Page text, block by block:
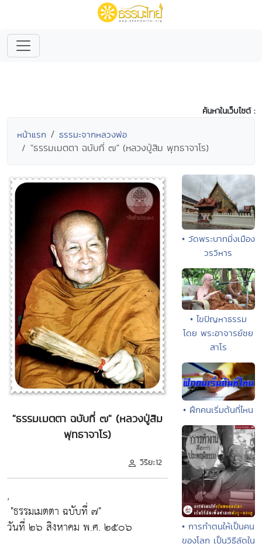
ค้นหาในเว็บไซต์ :
หน้าแรก ธรรมะจากหลวงพ่อ
"ธรรมเมตตา ฉบับที่ ๗" (หลวงปู่สิม พุทธาจาโร)
"ธรรมเมตตา ฉบับที่ ๗" (หลวงปู่สิม
พุทธาจาโร)
วิริยะ12
,
"ธรรมเมตตา ฉบับที่ ๗"
วันที่ ๒๖ สิงหาคม พ.ศ. ๒๕๐๖
• วัดพระบาทมิ่งเมือง
วรวิหาร
• ไขปัญหาธรรม
โดย พระอาจารย์ชย
สาโร
• ฝึกคนเริ่มต้นที่ไหน
• การทำตนให้เป็นคน
ของโลก เป็นวิธีลัดใน